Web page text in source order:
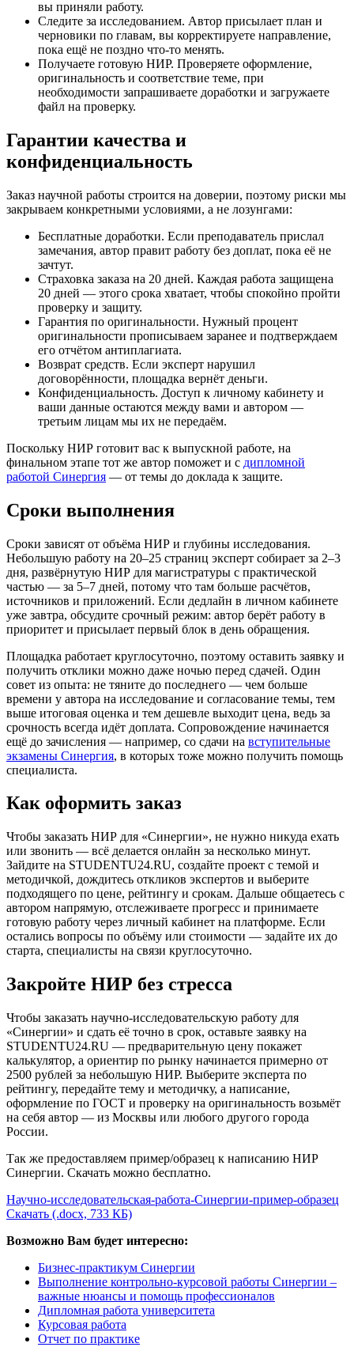
вы приняли работу.
Следите за исследованием. Автор присылает план и
черновики по главам, вы корректируете направление,
пока ещё не поздно что-то менять.
Получаете готовую НИР. Проверяете оформление,
оригинальность и соответствие теме, при
необходимости запрашиваете доработки и загружаете
файл на проверку.
Гарантии качества и
конфиденциальность
Заказ научной работы строится на доверии, поэтому риски мы
закрываем конкретными условиями, а не лозунгами:
Бесплатные доработки. Если преподаватель прислал
замечания, автор правит работу без доплат, пока её не
зачтут.
Страховка заказа на 20 дней. Каждая работа защищена
20 дней — этого срока хватает, чтобы спокойно пройти
проверку и защиту.
Гарантия по оригинальности. Нужный процент
оригинальности прописываем заранее и подтверждаем
его отчётом антиплагиата.
Возврат средств. Если эксперт нарушил
договорённости, площадка вернёт деньги.
Конфиденциальность. Доступ к личному кабинету и
ваши данные остаются между вами и автором —
третьим лицам мы их не передаём.
Поскольку НИР готовит вас к выпускной работе, на
финальном этапе тот же автор поможет и с дипломной
работой Синергия — от темы до доклада к защите.
Сроки выполнения
Сроки зависят от объёма НИР и глубины исследования.
Небольшую работу на 20–25 страниц эксперт собирает за 2–3
дня, развёрнутую НИР для магистратуры с практической
частью — за 5–7 дней, потому что там больше расчётов,
источников и приложений. Если дедлайн в личном кабинете
уже завтра, обсудите срочный режим: автор берёт работу в
приоритет и присылает первый блок в день обращения.
Площадка работает круглосуточно, поэтому оставить заявку и
получить отклики можно даже ночью перед сдачей. Один
совет из опыта: не тяните до последнего — чем больше
времени у автора на исследование и согласование темы, тем
выше итоговая оценка и тем дешевле выходит цена, ведь за
срочность всегда идёт доплата. Сопровождение начинается
ещё до зачисления — например, со сдачи на вступительные
экзамены Синергия, в которых тоже можно получить помощь
специалиста.
Как оформить заказ
Чтобы заказать НИР для «Синергии», не нужно никуда ехать
или звонить — всё делается онлайн за несколько минут.
Зайдите на STUDENTU24.RU, создайте проект с темой и
методичкой, дождитесь откликов экспертов и выберите
подходящего по цене, рейтингу и срокам. Дальше общаетесь с
автором напрямую, отслеживаете прогресс и принимаете
готовую работу через личный кабинет на платформе. Если
остались вопросы по объёму или стоимости — задайте их до
старта, специалисты на связи круглосуточно.
Закройте НИР без стресса
Чтобы заказать научно-исследовательскую работу для
«Синергии» и сдать её точно в срок, оставьте заявку на
STUDENTU24.RU — предварительную цену покажет
калькулятор, а ориентир по рынку начинается примерно от
2500 рублей за небольшую НИР. Выберите эксперта по
рейтингу, передайте тему и методичку, а написание,
оформление по ГОСТ и проверку на оригинальность возьмёт
на себя автор — из Москвы или любого другого города
России.
Так же предоставляем пример/образец к написанию НИР
Синергии. Скачать можно бесплатно.
Научно-исследовательская-работа-Синергии-пример-образец
Скачать (.docx, 733 КБ)
Возможно Вам будет интересно:
Бизнес-практикум Синергии
Выполнение контрольно-курсовой работы Синергии –
важные нюансы и помощь профессионалов
Дипломная работа университета
Курсовая работа
Отчет по практике